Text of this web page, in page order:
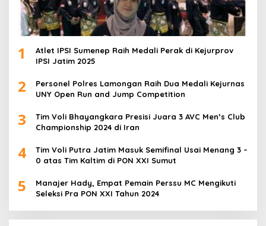
1
Atlet IPSI Sumenep Raih Medali Perak di Kejurprov
IPSI Jatim 2025
2
Personel Polres Lamongan Raih Dua Medali Kejurnas
UNY Open Run and Jump Competition
3
Tim Voli Bhayangkara Presisi Juara 3 AVC Men’s Club
Championship 2024 di Iran
4
Tim Voli Putra Jatim Masuk Semifinal Usai Menang 3 –
0 atas Tim Kaltim di PON XXI Sumut
5
Manajer Hady, Empat Pemain Perssu MC Mengikuti
Seleksi Pra PON XXI Tahun 2024